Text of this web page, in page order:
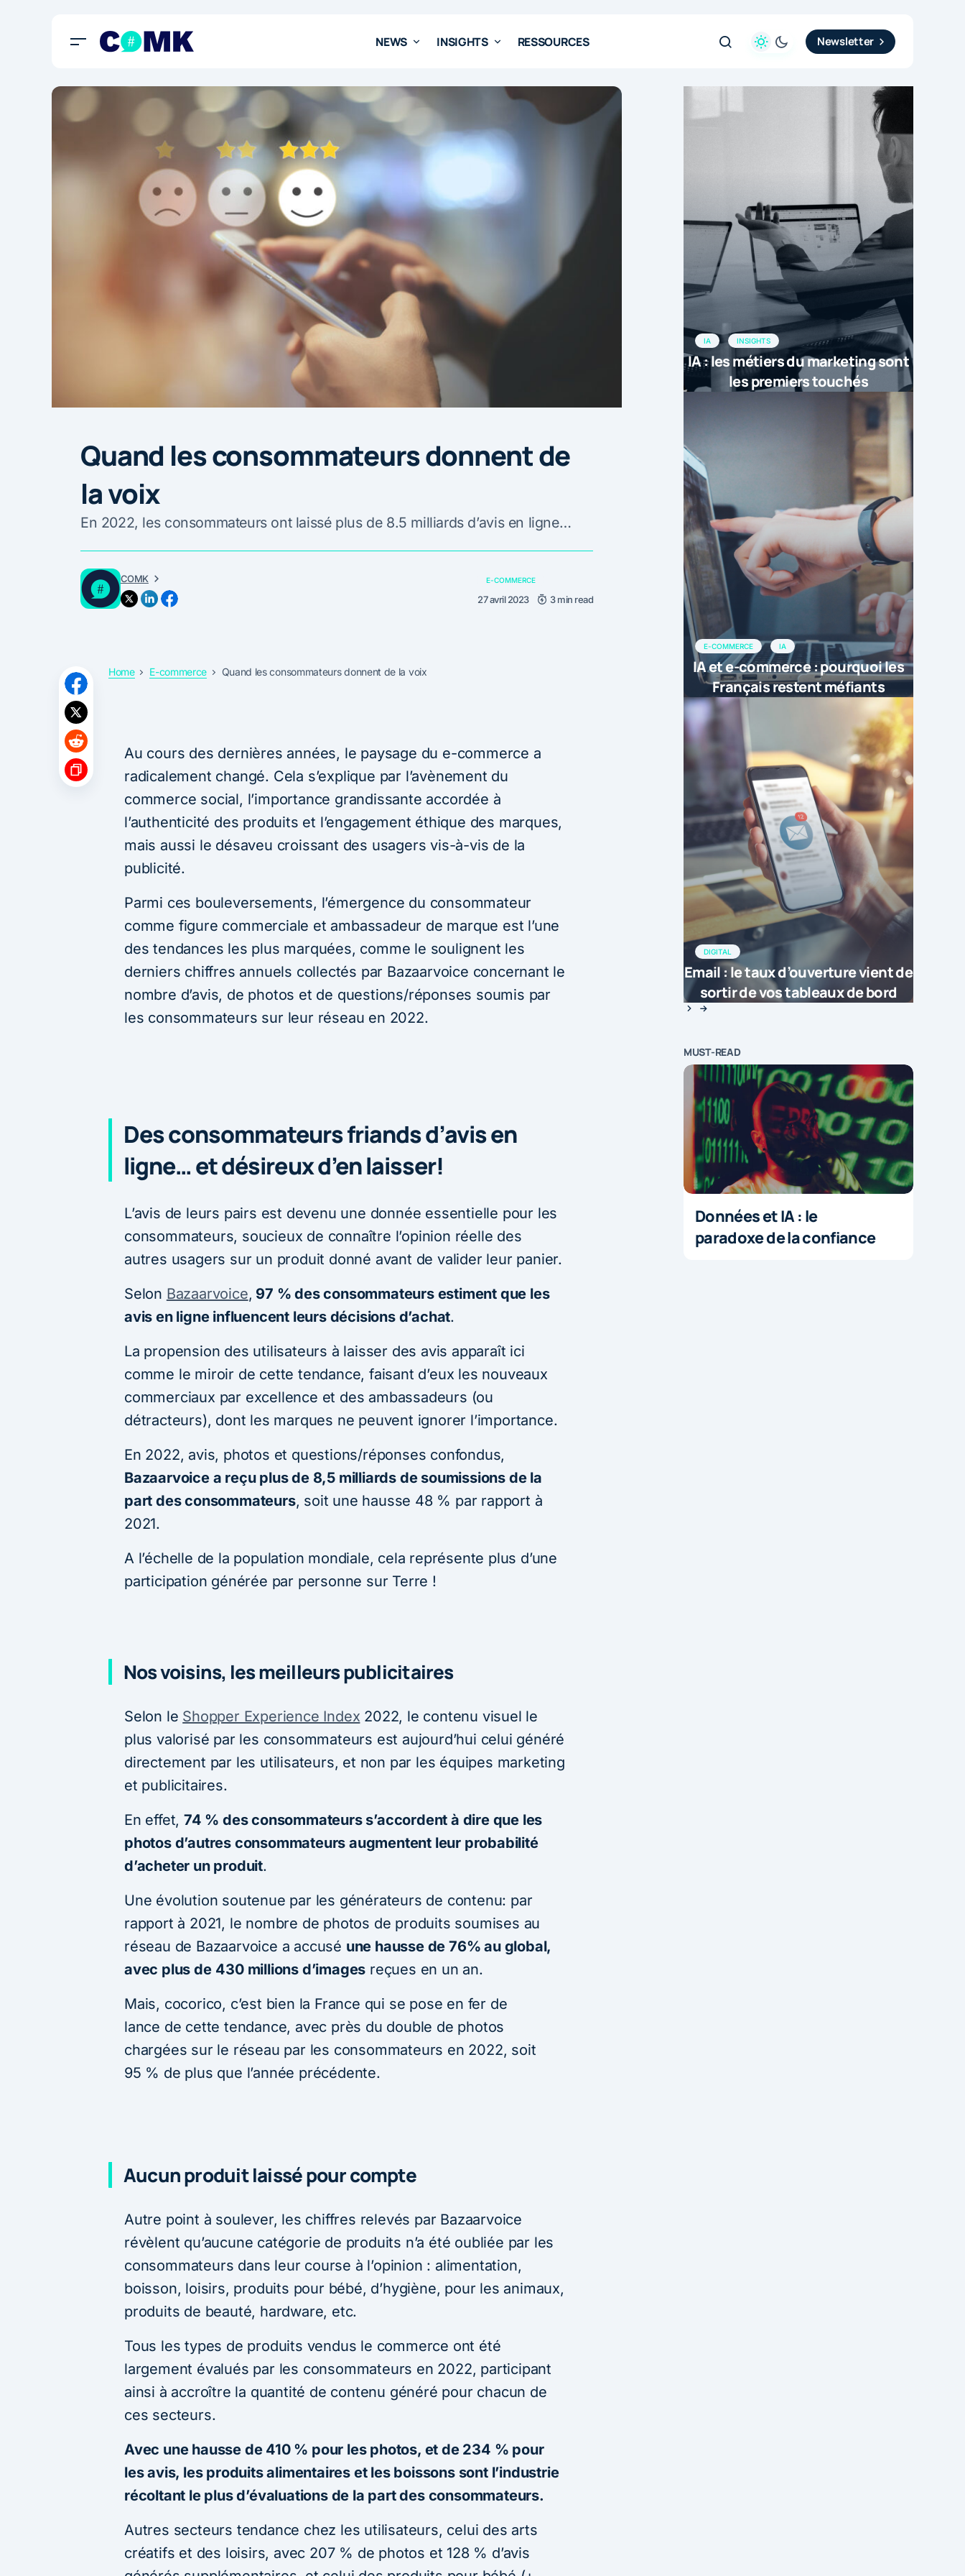
NEWS INSIGHTS RESSOURCES Newsletter
Quand les consommateurs donnent de
la voix
En 2022, les consommateurs ont laissé plus de 8.5 milliards d’avis en ligne…
COMK E-COMMERCE
27 avril 2023 3 min read
Home E-commerce Quand les consommateurs donnent de la voix
Au cours des dernières années, le paysage du e-commerce a
radicalement changé. Cela s’explique par l’avènement du
commerce social, l’importance grandissante accordée à
l’authenticité des produits et l’engagement éthique des marques,
mais aussi le désaveu croissant des usagers vis-à-vis de la
publicité.
Parmi ces bouleversements, l’émergence du consommateur
comme figure commerciale et ambassadeur de marque est l’une
des tendances les plus marquées, comme le soulignent les
derniers chiffres annuels collectés par Bazaarvoice concernant le
nombre d’avis, de photos et de questions/réponses soumis par
les consommateurs sur leur réseau en 2022.
Des consommateurs friands d’avis en
ligne… et désireux d’en laisser!
L’avis de leurs pairs est devenu une donnée essentielle pour les
consommateurs, soucieux de connaître l’opinion réelle des
autres usagers sur un produit donné avant de valider leur panier.
Selon Bazaarvoice, 97 % des consommateurs estiment que les
avis en ligne influencent leurs décisions d’achat.
La propension des utilisateurs à laisser des avis apparaît ici
comme le miroir de cette tendance, faisant d’eux les nouveaux
commerciaux par excellence et des ambassadeurs (ou
détracteurs), dont les marques ne peuvent ignorer l’importance.
En 2022, avis, photos et questions/réponses confondus,
Bazaarvoice a reçu plus de 8,5 milliards de soumissions de la
part des consommateurs, soit une hausse 48 % par rapport à
2021.
A l’échelle de la population mondiale, cela représente plus d’une
participation générée par personne sur Terre !
Nos voisins, les meilleurs publicitaires
Selon le Shopper Experience Index 2022, le contenu visuel le
plus valorisé par les consommateurs est aujourd’hui celui généré
directement par les utilisateurs, et non par les équipes marketing
et publicitaires.
En effet, 74 % des consommateurs s’accordent à dire que les
photos d’autres consommateurs augmentent leur probabilité
d’acheter un produit.
Une évolution soutenue par les générateurs de contenu: par
rapport à 2021, le nombre de photos de produits soumises au
réseau de Bazaarvoice a accusé une hausse de 76% au global,
avec plus de 430 millions d’images reçues en un an.
Mais, cocorico, c’est bien la France qui se pose en fer de
lance de cette tendance, avec près du double de photos
chargées sur le réseau par les consommateurs en 2022, soit
95 % de plus que l’année précédente.
Aucun produit laissé pour compte
Autre point à soulever, les chiffres relevés par Bazaarvoice
révèlent qu’aucune catégorie de produits n’a été oubliée par les
consommateurs dans leur course à l’opinion : alimentation,
boisson, loisirs, produits pour bébé, d’hygiène, pour les animaux,
produits de beauté, hardware, etc.
Tous les types de produits vendus le commerce ont été
largement évalués par les consommateurs en 2022, participant
ainsi à accroître la quantité de contenu généré pour chacun de
ces secteurs.
Avec une hausse de 410 % pour les photos, et de 234 % pour
les avis, les produits alimentaires et les boissons sont l’industrie
récoltant le plus d’évaluations de la part des consommateurs.
Autres secteurs tendance chez les utilisateurs, celui des arts
créatifs et des loisirs, avec 207 % de photos et 128 % d’avis
IA INSIGHTS
IA : les métiers du marketing sont
les premiers touchés
E-COMMERCE IA
IA et e-commerce : pourquoi les
Français restent méfiants
DIGITAL
Email : le taux d’ouverture vient de
sortir de vos tableaux de bord
MUST-READ
Données et IA : le
paradoxe de la confiance